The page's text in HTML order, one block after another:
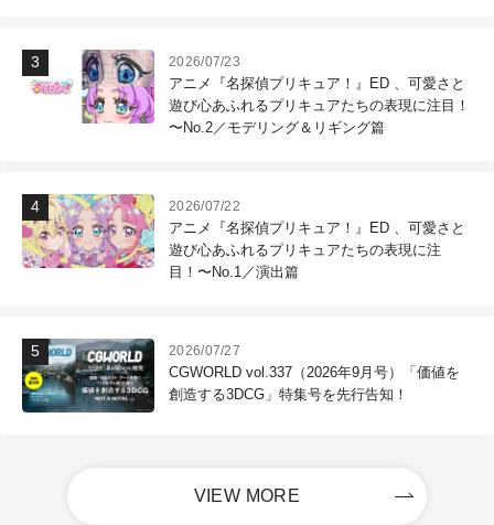
2026/07/23
アニメ『名探偵プリキュア！』ED 、可愛さと
遊び心あふれるプリキュアたちの表現に注目！
〜No.2／モデリング＆リギング篇
2026/07/22
アニメ『名探偵プリキュア！』ED 、可愛さと
遊び心あふれるプリキュアたちの表現に注
目！〜No.1／演出篇
2026/07/27
CGWORLD vol.337（2026年9月号）「価値を
創造する3DCG」特集号を先行告知！
VIEW MORE